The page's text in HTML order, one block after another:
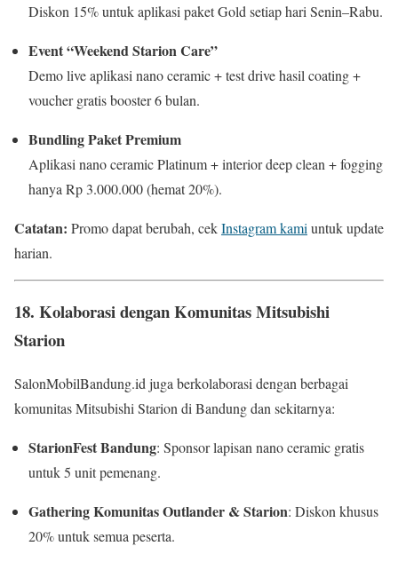
Diskon 15% untuk aplikasi paket Gold setiap hari Senin–Rabu.
Event “Weekend Starion Care”
Demo live aplikasi nano ceramic + test drive hasil coating +
voucher gratis booster 6 bulan.
Bundling Paket Premium
Aplikasi nano ceramic Platinum + interior deep clean + fogging
hanya Rp 3.000.000 (hemat 20%).
Catatan: Promo dapat berubah, cekInstagram kami untuk update
harian.
18. Kolaborasi dengan Komunitas Mitsubishi
Starion
SalonMobilBandung.id juga berkolaborasi dengan berbagai
komunitas Mitsubishi Starion di Bandung dan sekitarnya:
StarionFest Bandung: Sponsor lapisan nano ceramic gratis
untuk 5 unit pemenang.
Gathering Komunitas Outlander & Starion: Diskon khusus
20% untuk semua peserta.